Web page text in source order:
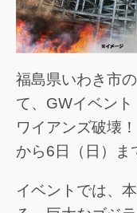
福島県いわき市
て、GWイベン
ワイアンズ破壊
から6日（日）ま
イベントでは、